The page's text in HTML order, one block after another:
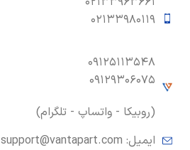
۰۲۱۳۳۹۸۰۱۱۹
۰۹۱۲۵۱۱۳۵۴۸
۰۹۱۲۹۳۰۶۰۷۵
(روبیکا - واتساپ - تلگرام)
ایمیل: support@vantapart.com